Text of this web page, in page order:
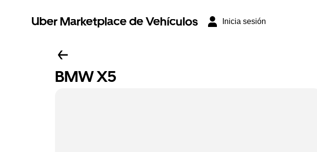
Uber Marketplace de Vehículos Inicia sesión
BMW X5